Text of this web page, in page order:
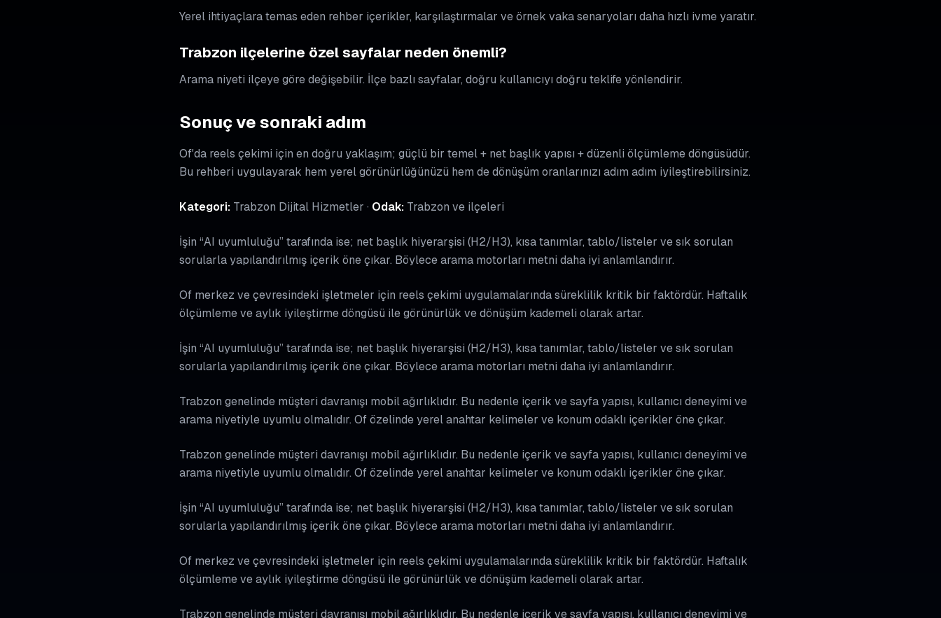
Yerel ihtiyaçlara temas eden rehber içerikler, karşılaştırmalar ve örnek vaka senaryoları daha hızlı ivme yaratır.
Trabzon ilçelerine özel sayfalar neden önemli?
Arama niyeti ilçeye göre değişebilir. İlçe bazlı sayfalar, doğru kullanıcıyı doğru teklife yönlendirir.
Sonuç ve sonraki adım
Of'da reels çekimi için en doğru yaklaşım; güçlü bir temel + net başlık yapısı + düzenli ölçümleme döngüsüdür.
Bu rehberi uygulayarak hem yerel görünürlüğünüzü hem de dönüşüm oranlarınızı adım adım iyileştirebilirsiniz.
Kategori: Trabzon Dijital Hizmetler · Odak: Trabzon ve ilçeleri
İşin “AI uyumluluğu” tarafında ise; net başlık hiyerarşisi (H2/H3), kısa tanımlar, tablo/listeler ve sık sorulan
sorularla yapılandırılmış içerik öne çıkar. Böylece arama motorları metni daha iyi anlamlandırır.
Of merkez ve çevresindeki işletmeler için reels çekimi uygulamalarında süreklilik kritik bir faktördür. Haftalık
ölçümleme ve aylık iyileştirme döngüsü ile görünürlük ve dönüşüm kademeli olarak artar.
İşin “AI uyumluluğu” tarafında ise; net başlık hiyerarşisi (H2/H3), kısa tanımlar, tablo/listeler ve sık sorulan
sorularla yapılandırılmış içerik öne çıkar. Böylece arama motorları metni daha iyi anlamlandırır.
Trabzon genelinde müşteri davranışı mobil ağırlıklıdır. Bu nedenle içerik ve sayfa yapısı, kullanıcı deneyimi ve
arama niyetiyle uyumlu olmalıdır. Of özelinde yerel anahtar kelimeler ve konum odaklı içerikler öne çıkar.
Trabzon genelinde müşteri davranışı mobil ağırlıklıdır. Bu nedenle içerik ve sayfa yapısı, kullanıcı deneyimi ve
arama niyetiyle uyumlu olmalıdır. Of özelinde yerel anahtar kelimeler ve konum odaklı içerikler öne çıkar.
İşin “AI uyumluluğu” tarafında ise; net başlık hiyerarşisi (H2/H3), kısa tanımlar, tablo/listeler ve sık sorulan
sorularla yapılandırılmış içerik öne çıkar. Böylece arama motorları metni daha iyi anlamlandırır.
Of merkez ve çevresindeki işletmeler için reels çekimi uygulamalarında süreklilik kritik bir faktördür. Haftalık
ölçümleme ve aylık iyileştirme döngüsü ile görünürlük ve dönüşüm kademeli olarak artar.
Trabzon genelinde müşteri davranışı mobil ağırlıklıdır. Bu nedenle içerik ve sayfa yapısı, kullanıcı deneyimi ve